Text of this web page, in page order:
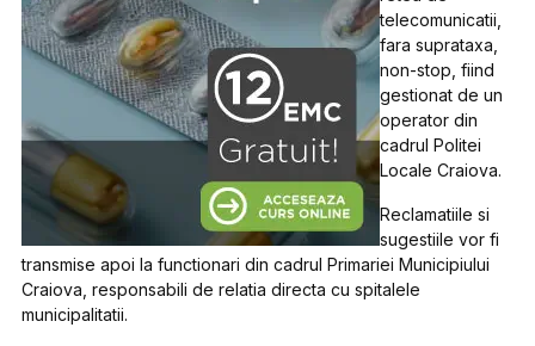
telecomunicatii,
fara suprataxa,
non-stop, fiind
gestionat de un
operator din
cadrul Politei
Locale Craiova.
Reclamatiile si
sugestiile vor fi
transmise apoi la functionari din cadrul Primariei Municipiului
Craiova, responsabili de relatia directa cu spitalele
municipalitatii.